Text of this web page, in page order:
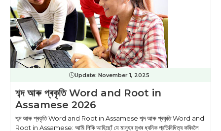
Update: November 1, 2025
শব্দ আৰু প্ৰকৃতি Word and Root in
Assamese 2026
শব্দ আৰু প্ৰকৃতি Word and Root in Assamese শব্দ আৰু প্ৰকৃতি Word and
Root in Assamese: আমি শিকি আহিছোঁ যে মানুহৰ মুখৰ ধ্বনিক প্রতিনিধিত্ব কৰিবলৈ